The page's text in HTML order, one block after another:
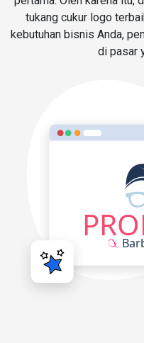
tukang cukur logo
kebutuhan bisnis Anda,
di pasar